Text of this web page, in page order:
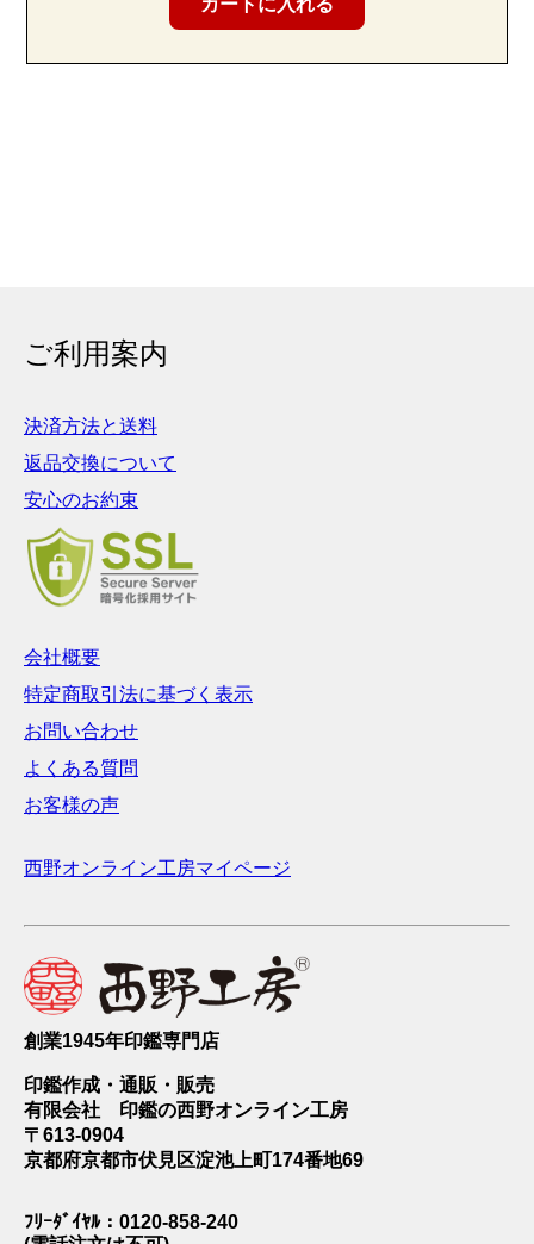
ご利用案内
決済方法と送料
返品交換について
安心のお約束
会社概要
特定商取引法に基づく表示
お問い合わせ
よくある質問
お客様の声
西野オンライン工房マイページ
創業1945年印鑑専門店
印鑑作成・通販・販売
有限会社 印鑑の西野オンライン工房
〒613-0904
京都府京都市伏見区淀池上町174番地69
ﾌﾘｰﾀﾞｲﾔﾙ：0120-858-240